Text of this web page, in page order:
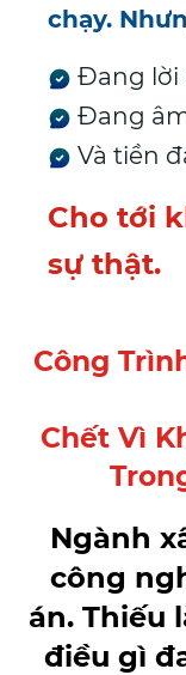
chạy.
Đang lời
Đang
Và tiền
Cho tới
sự thật.
Công
Chết Vì
Ngành
công
án. Thiếu
điều gì